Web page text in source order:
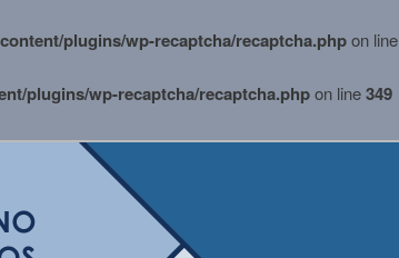
plugins/wp-recaptcha/recaptcha.phpon line
plugins/wp-recaptcha/recaptcha.phpon line349